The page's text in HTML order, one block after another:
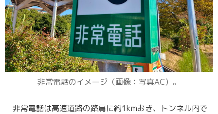
非常電話のイメージ（画像：写真AC）。
非常電話は高速道路の路肩に約1kmおき、トンネル内で